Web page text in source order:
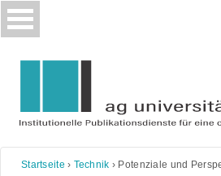
Skip
to
Startseite › Technik › Potenziale und